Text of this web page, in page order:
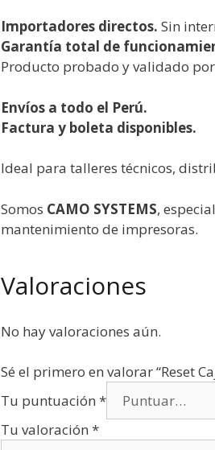
Importadores directos. Sin
Garantía total de
Producto probado y validado
Envíos a todo el Perú.
Factura y boleta disponibles.
Ideal para talleres técnicos,
Somos CAMO SYSTEMS,
mantenimiento de impresoras.
Valoraciones
No hay valoraciones aún.
Sé el primero en valorar “Reset
Tu puntuación *
Tu valoración *